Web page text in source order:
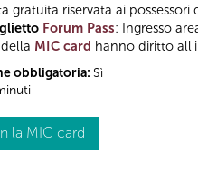
gratuita riservata ai possessori
Forum Pass: Ingresso
MIC card hanno diritto
obbligatoria: Sì
la MIC card